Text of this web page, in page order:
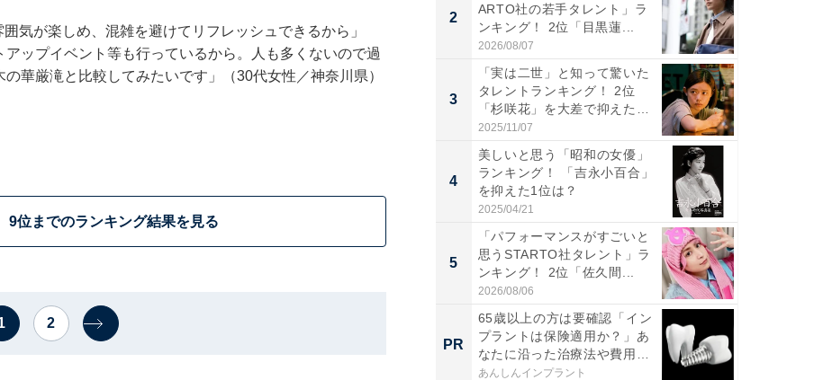
気が楽しめ、混雑を避けてリフレッシュできるから」
アップイベント等も行っているから。人も多くないので過
華厳滝と比較してみたいです」（30代女性／神奈川県）
9位までのランキング結果を見る
2
2
ARTO社の若手タレント」ラ
ンキング！ 2位「目黒蓮...
2026/08/07
3
「実は二世」と知って驚いた
タレントランキング！ 2位
「杉咲花」を大差で抑えた1
位...
2025/11/07
4
美しいと思う「昭和の女優」
ランキング！ 「吉永小百合」
を抑えた1位は？
2025/04/21
5
「パフォーマンスがすごいと
思うSTARTO社タレント」ラ
ンキング！ 2位「佐久間...
2026/08/06
PR
65歳以上の方は要確認「イン
プラントは保険適用か？」あ
なたに沿った治療法や費用
を...
あんしんインプラント